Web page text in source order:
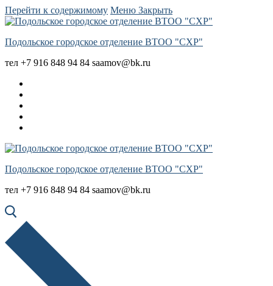
Перейти к содержимому Меню Закрыть
Подольское городское отделение ВТОО "СХР"
тел +7 916 848 94 84 saamov@bk.ru
Подольское городское отделение ВТОО "СХР"
тел +7 916 848 94 84 saamov@bk.ru